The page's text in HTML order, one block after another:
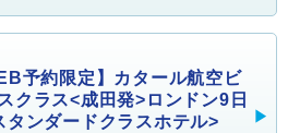
予約限定】カタール航空ビ
クラス<成田発>ロンドン9日
タンダードクラスホテル>